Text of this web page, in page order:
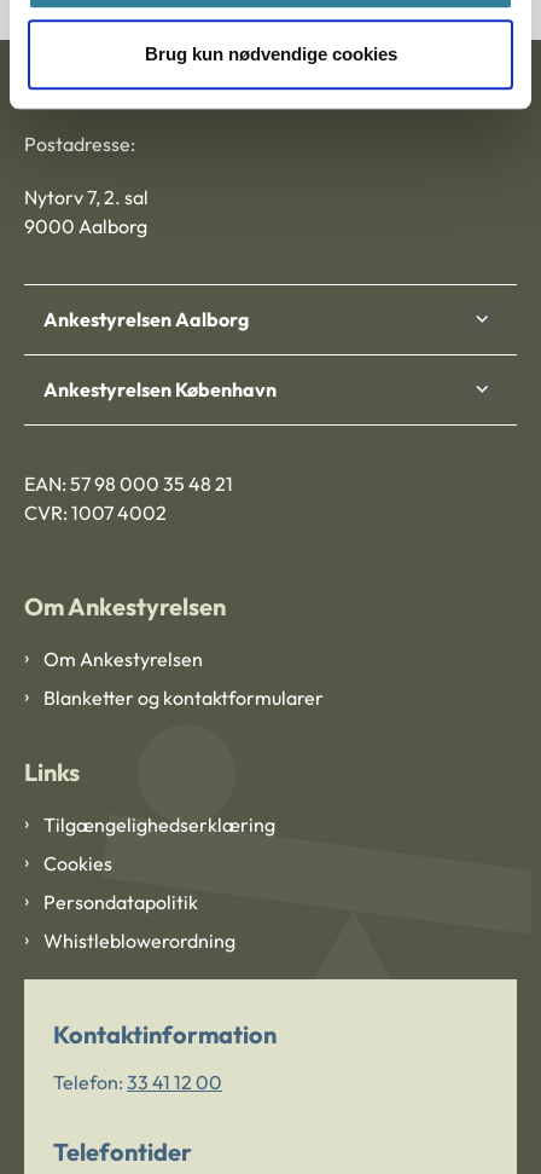
Brug kun nødvendige cookies
Ankestyrelsen
Postadresse:
Nytorv 7, 2. sal
9000 Aalborg
Ankestyrelsen Aalborg
Ankestyrelsen København
EAN: 57 98 000 35 48 21
CVR: 1007 4002
Om Ankestyrelsen
Om Ankestyrelsen
Blanketter og kontaktformularer
Links
Tilgængelighedserklæring
Cookies
Persondatapolitik
Whistleblowerordning
Kontaktinformation
Telefon: 33 41 12 00
Telefontider